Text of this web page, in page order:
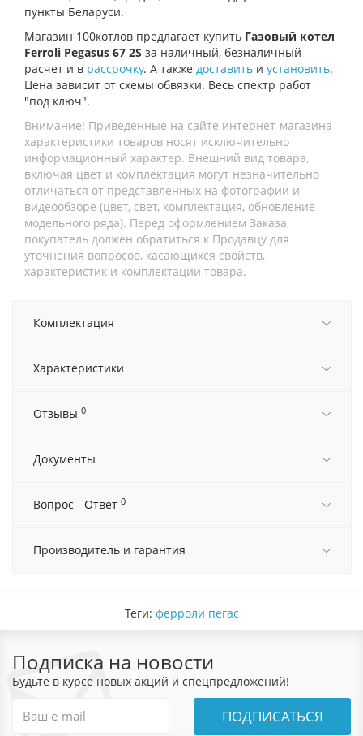
пункты Беларуси.
Магазин 100котлов предлагает купить Газовый котел
Ferroli Pegasus 67 2S за наличный, безналичный
расчет и в рассрочку. А также доставить и установить.
Цена зависит от схемы обвязки. Весь спектр работ
"под ключ".
Внимание! Приведенные на сайте интернет-магазина
характеристики товаров носят исключительно
информационный характер. Внешний вид товара,
включая цвет и комплектация могут незначительно
отличаться от представленных на фотографии и
видеообзоре (цвет, свет, комплектация, обновление
модельного ряда). Перед оформлением Заказа,
покупатель должен обратиться к Продавцу для
уточнения вопросов, касающихся свойств,
характеристик и комплектации товара.
Комплектация
Характеристики
Отзывы 0
Документы
Вопрос - Ответ 0
Производитель и гарантия
Теги: ферроли пегас
Подписка на новости
Будьте в курсе новых акций и спецпредложений!
ПОДПИСАТЬСЯ